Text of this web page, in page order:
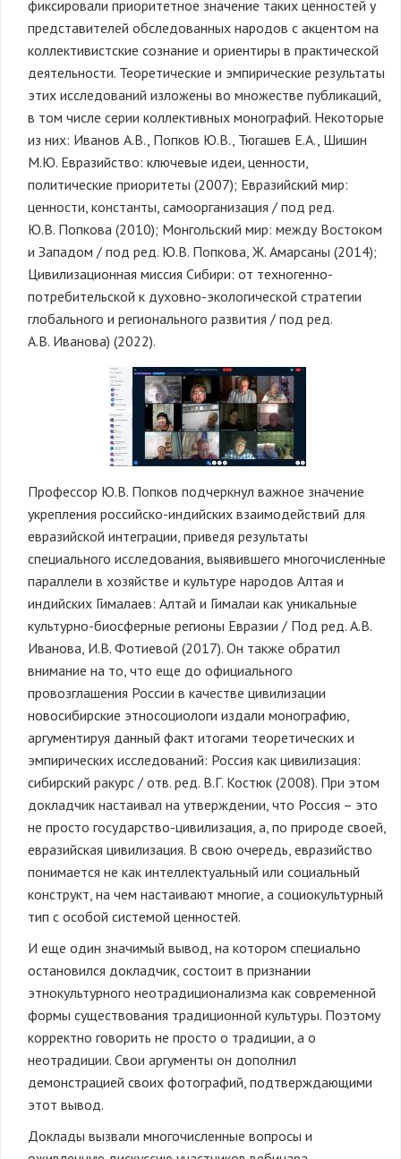
фиксировали приоритетное значение таких ценностей у
представителей обследованных народов с акцентом на
коллективистские сознание и ориентиры в практической
деятельности. Теоретические и эмпирические результаты
этих исследований изложены во множестве публикаций,
в том числе серии коллективных монографий. Некоторые
из них: Иванов А.В., Попков Ю.В., Тюгашев Е.А., Шишин
М.Ю. Евразийство: ключевые идеи, ценности,
политические приоритеты (2007); Евразийский мир:
ценности, константы, самоорганизация / под ред.
Ю.В. Попкова (2010); Монгольский мир: между Востоком
и Западом / под ред. Ю.В. Попкова, Ж. Амарсаны (2014);
Цивилизационная миссия Сибири: от техногенно-
потребительской к духовно-экологической стратегии
глобального и регионального развития / под ред.
А.В. Иванова) (2022).
Профессор Ю.В. Попков подчеркнул важное значение
укрепления российско-индийских взаимодействий для
евразийской интеграции, приведя результаты
специального исследования, выявившего многочисленные
параллели в хозяйстве и культуре народов Алтая и
индийских Гималаев: Алтай и Гималаи как уникальные
культурно-биосферные регионы Евразии / Под ред. А.В.
Иванова, И.В. Фотиевой (2017). Он также обратил
внимание на то, что еще до официального
провозглашения России в качестве цивилизации
новосибирские этносоциологи издали монографию,
аргументируя данный факт итогами теоретических и
эмпирических исследований: Россия как цивилизация:
сибирский ракурс / отв. ред. В.Г. Костюк (2008). При этом
докладчик настаивал на утверждении, что Россия – это
не просто государство-цивилизация, а, по природе своей,
евразийская цивилизация. В свою очередь, евразийство
понимается не как интеллектуальный или социальный
конструкт, на чем настаивают многие, а социокультурный
тип с особой системой ценностей.
И еще один значимый вывод, на котором специально
остановился докладчик, состоит в признании
этнокультурного неотрадиционализма как современной
формы существования традиционной культуры. Поэтому
корректно говорить не просто о традиции, а о
неотрадиции. Свои аргументы он дополнил
демонстрацией своих фотографий, подтверждающими
этот вывод.
Доклады вызвали многочисленные вопросы и